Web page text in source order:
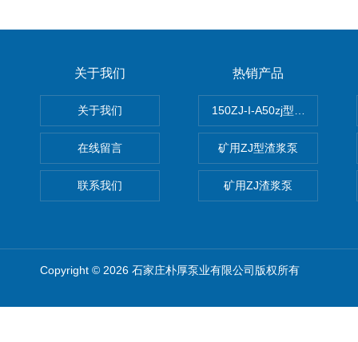
关于我们
关于我们
在线留言
联系我们
热销产品
150ZJ-I-A50zj型渣浆泵
矿用ZJ型渣浆泵
矿用ZJ渣浆泵
Copyright © 2026 石家庄朴厚泵业有限公司版权所有